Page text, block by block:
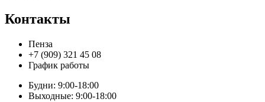
Контакты
Пенза
+7 (909) 321 45 08
График работы
Будни: 9:00-18:00
Выходные: 9:00-18:00